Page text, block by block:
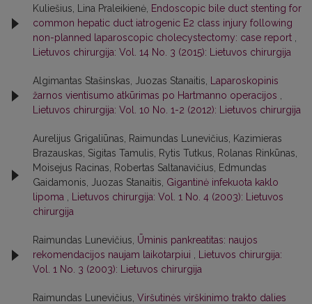
Kuliešius, Lina Praleikienė, Endoscopic bile duct stenting for
common hepatic duct iatrogenic E2 class injury following
non-planned laparoscopic cholecystectomy: case report
Lietuvos chirurgija: Vol. 14 No. 3 (2015): Lietuvos chirurgija
Algimantas Stašinskas, Juozas Stanaitis,
Laparoskopinis
žarnos vientisumo atkūrimas po Hartmanno operacijos
Lietuvos chirurgija: Vol. 10 No. 1-2 (2012): Lietuvos chirurgija
Aurelijus Grigaliūnas, Raimundas Lunevičius, Kazimieras
Brazauskas, Sigitas Tamulis, Rytis Tutkus, Rolanas Rinkūnas,
Moisejus Racinas, Robertas Saltanavičius, Edmundas
Gaidamonis, Juozas Stanaitis, Gigantinė infekuota kaklo
lipoma
Lietuvos chirurgija: Vol. 1 No. 4 (2003): Lietuvos
chirurgija
Raimundas Lunevičius, Ūminis pankreatitas: naujos
rekomendacijos naujam laikotarpiui
Lietuvos chirurgija:
Vol. 1 No. 3 (2003): Lietuvos chirurgija
Raimundas Lunevičius, Viršutinės virškinimo trakto dalies